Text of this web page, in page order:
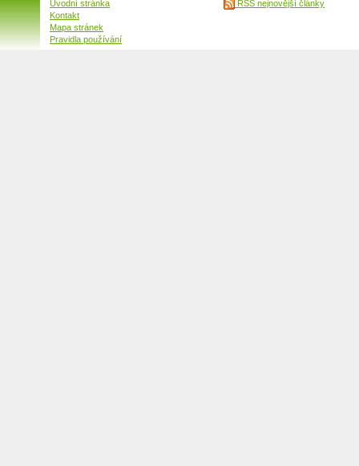
Úvodní stránka
Kontakt
Mapa stránek
Pravidla používání
RSS nejnovější články